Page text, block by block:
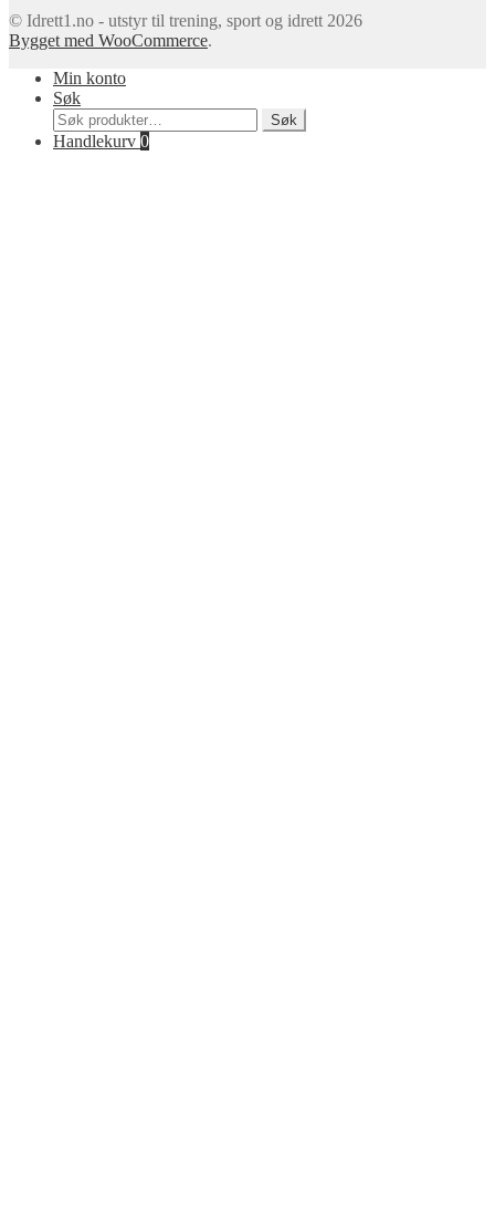
© Idrett1.no - utstyr til trening, sport og idrett 2026
Bygget med WooCommerce.
Min konto
Søk
Søk
etter:
Søk
Handlekurv 0